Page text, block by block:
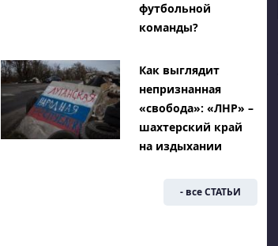
футбольной
команды?
Как выглядит
непризнанная
«свобода»: «ЛНР» –
шахтерский край
на издыхании
- все СТАТЬИ